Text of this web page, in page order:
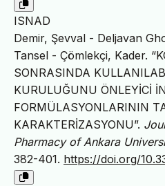
ISNAD
Demir, Şevval - Deljavan
Tansel - Çömlekçi, Kader.
SONRASINDA
KURULUĞUNU ÖNLEYİCİ
FORMÜLASYONLARININ
KARAKTERİZASYONU”.
Pharmacy of Ankara
382-401. https://doi.org/